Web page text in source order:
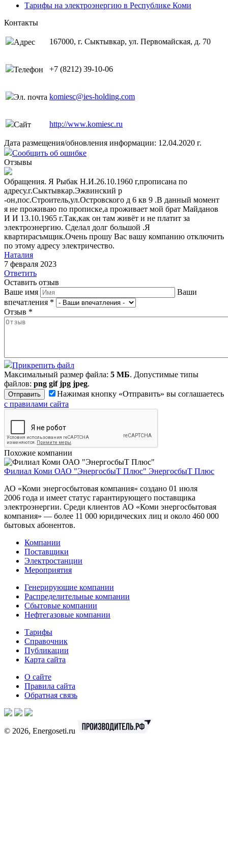
Тарифы на электроэнергию в Республике Коми
Контакты
Адрес 167000, г. Сыктывкар, ул. Первомайская, д. 70
Телефон +7 (8212) 39-10-06
Эл. почта komiesc@ies-holding.com
Сайт http://www.komiesc.ru
Дата размещения/обновления информации: 12.04.2020 г.
Сообщить об ошибке
Отзывы
Обращения. Я Рыбак Н.И.26.10.1960 г,прописана по
адресу.г.Сыктывкар.Эжвинский р
-он,пос.Строитель,ул.Островского д 6 кв 9 .В данный момент
я не проживаю по прописке,а проживает мой брат Майданов
И И 13.10.1965 г.Так,как он там живёт и не платит за
электроэнергию. Сделал долг большой .Я
квартирасъмщик.Очень прошу Вас вашу компанию отключить
по этому адресу электричество.
Наталия
7 февраля 2023
Ответить
Оставить отзыв
Ваше имя
Ваши
впечатления *
Отзыв *
Прикрепить файл
Максимальный размер файла: 5 МБ. Допустимые типы
файлов: png gif jpg jpeg.
Нажимая кнопку «Отправить» вы соглашаетесь
с правилами сайта
Похожие компании
Филиал Коми ОАО "ЭнергосбыТ Плюс" ЭнергосбыТ Плюс
АО «Коми энергосбытовая компания» создано 01 июля
2006 года и имеет статус гарантирующего поставщика
электроэнергии. Среди клиентов АО «Коми энергосбытовая
компания» — более 11 000 юридических лиц и около 460 000
бытовых абонентов.
Компании
Поставщики
Электростанции
Мероприятия
Генерирующие компании
Распределительные компании
Сбытовые компании
Нефтегазовые компании
Тарифы
Справочник
Публикации
Карта сайта
О сайте
Правила сайта
Обратная связь
© 2026, Energoseti.ru